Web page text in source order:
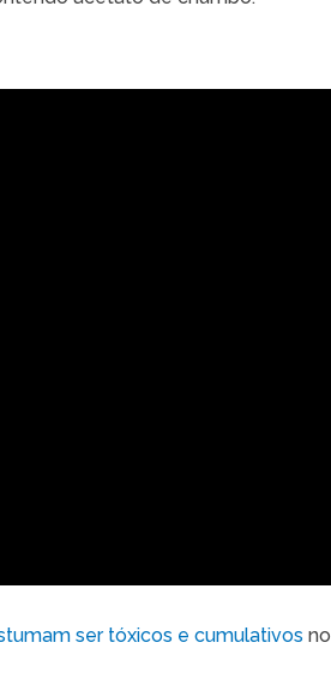
ser tóxicos e cumulativos no